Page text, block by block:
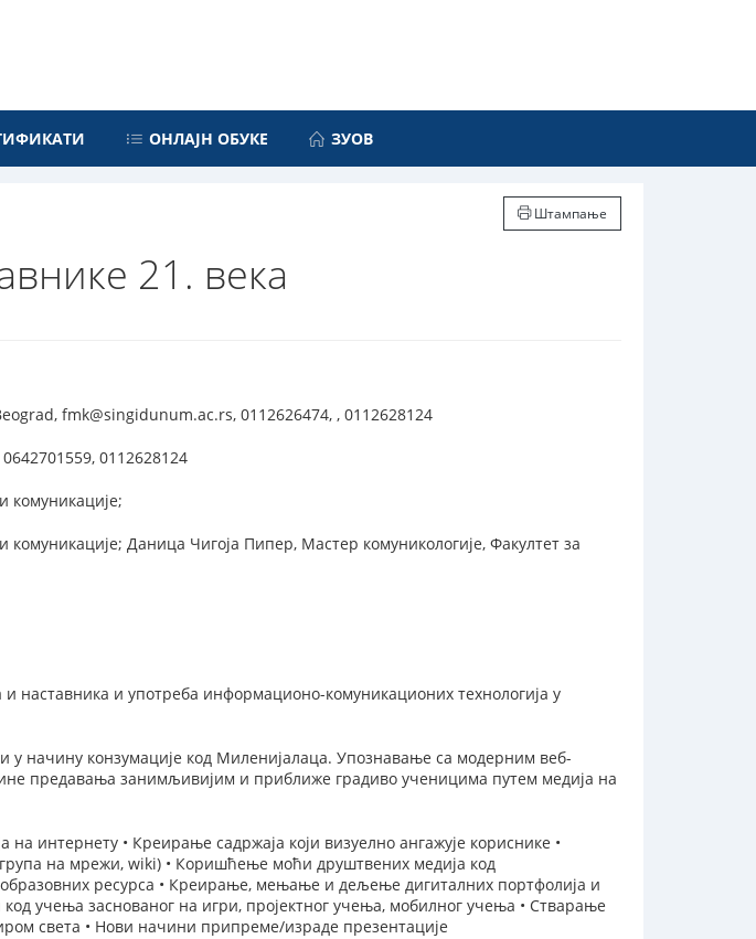
ОНЛАЈН ОБУКЕ ЗУОВ
Штампање
21. века
fmk@singidunum.ac.rs, 0112626474, , 0112628124
0112628124
комуникације;
комуникације; Даница Чигоја Пипер, Мастер комуникологије, Факултет за
наставника и употреба информационо-комуникационих технологија у
начину конзумације код Миленијалаца. Упознавање са модерним веб-
предавања занимљивијим и приближе градиво ученицима путем медија на
интернету • Креирање садржаја који визуелно ангажује кориснике •
на мрежи, wiki) • Коришћење моћи друштвених медија код
ресурса • Креирање, мењање и дељење дигиталних портфолија и
учења заснованог на игри, пројектног учења, мобилног учења • Стварање
света • Нови начини припреме/израде презентације